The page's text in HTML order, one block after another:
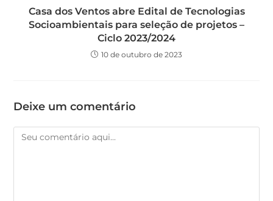
Casa dos Ventos abre Edital de Tecnologias
Socioambientais para seleção de projetos –
Ciclo 2023/2024
10 de outubro de 2023
Deixe um comentário